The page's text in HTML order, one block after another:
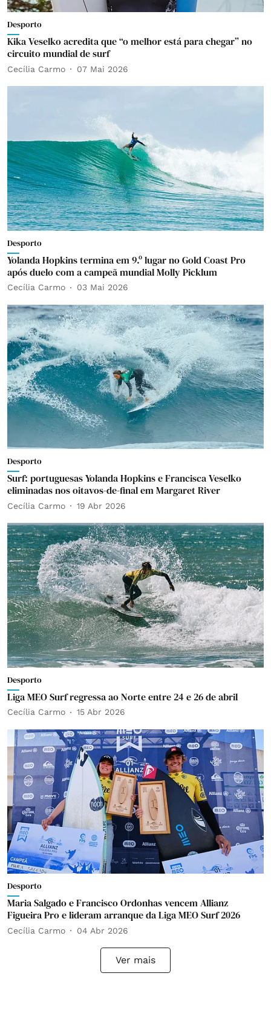
Desporto
Kika Veselko acredita que “o melhor está para chegar” no
circuito mundial de surf
Cecília Carmo 07 Mai 2026
Desporto
Yolanda Hopkins termina em 9.º lugar no Gold Coast Pro
após duelo com a campeã mundial Molly Picklum
Cecília Carmo 03 Mai 2026
Desporto
Surf: portuguesas Yolanda Hopkins e Francisca Veselko
eliminadas nos oitavos-de-final em Margaret River
Cecília Carmo 19 Abr 2026
Desporto
Liga MEO Surf regressa ao Norte entre 24 e 26 de abril
Cecília Carmo 15 Abr 2026
Desporto
Maria Salgado e Francisco Ordonhas vencem Allianz
Figueira Pro e lideram arranque da Liga MEO Surf 2026
Cecília Carmo 04 Abr 2026
Ver mais